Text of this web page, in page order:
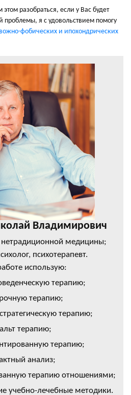
разобраться, если у Вас будет
проблемы, я с удовольствием помогу
фобических и ипохондрических
Владимирович
медицины;
психотерапевт.
использую:
терапию;
терапию;
терапию;
терапию;
терапию;
анализ;
терапию отношениями;
учебно-лечебные методики.